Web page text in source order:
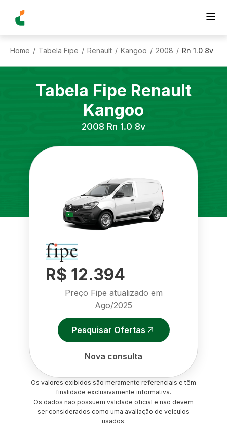
Home / Tabela Fipe / Renault / Kangoo / 2008 / Rn 1.0 8v
Tabela Fipe Renault
Kangoo
2008 Rn 1.0 8v
R$ 12.394
Preço Fipe atualizado em
Ago/2025
Pesquisar Ofertas
Nova consulta
Os valores exibidos são meramente referenciais e têm
finalidade exclusivamente informativa.
Os dados não possuem validade oficial e não devem
ser considerados como uma avaliação de veículos
usados.